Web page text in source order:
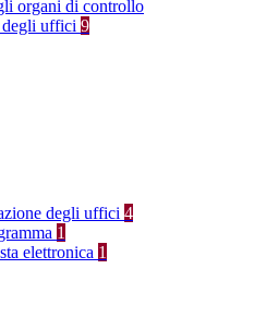
organi di controllo
uffici 9
degli uffici 4
1
elettronica 1